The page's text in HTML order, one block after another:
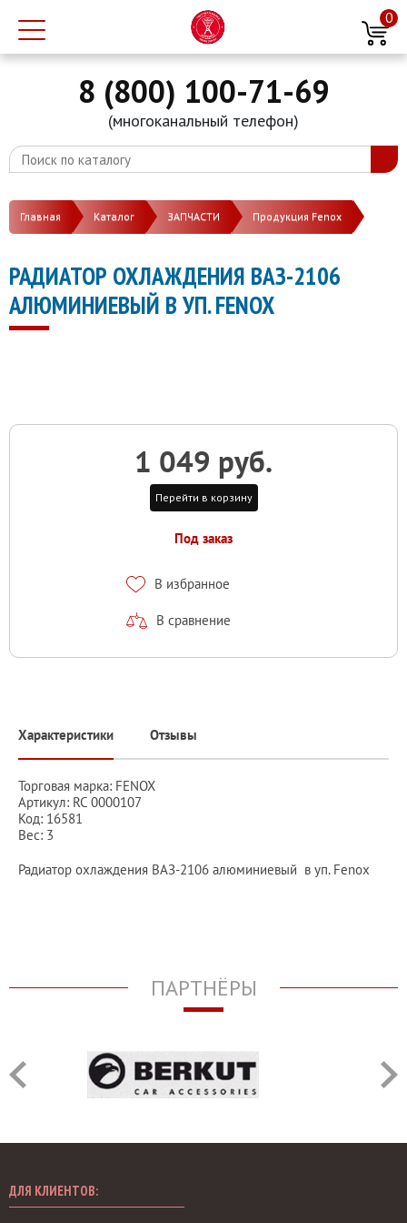
0
8 (800) 100-71-69
(многоканальный телефон)
Главная Каталог ЗАПЧАСТИ Продукция Fenox
РАДИАТОР ОХЛАЖДЕНИЯ ВАЗ-2106
АЛЮМИНИЕВЫЙ В УП. FENOX
1 049 руб.
Перейти в корзину
Под заказ
В избранное
В сравнение
Характеристики Отзывы
Торговая марка: FENOX
Артикул: RC 0000107
Код: 16581
Вес: 3
Радиатор охлаждения ВАЗ-2106 алюминиевый в уп. Fenox
ПАРТНЁРЫ
ДЛЯ КЛИЕНТОВ: